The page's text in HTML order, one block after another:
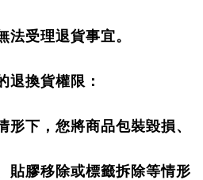
法受理退貨事宜。
退換貨權限：
形下，您將商品包裝毀損、
貼膠移除或標籤拆除等情形